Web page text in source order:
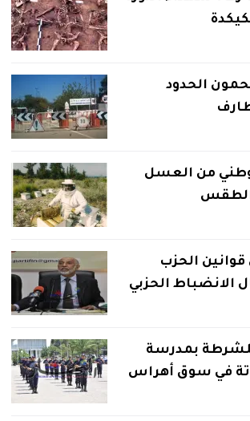
‬يقتحمون الحدود
من العسل
الطقس
الحزب
الانضباط الحزبي
عونا للشرطة بمدرسة
في سوق أهراس